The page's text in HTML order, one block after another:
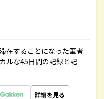
在することになった筆者
ルな45日間の記録と記
詳細を見る